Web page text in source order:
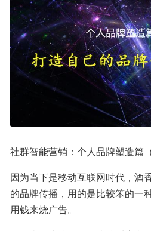
社群智能营销：个人品牌塑造篇（
因为当下是移动互联网时代，酒
的品牌传播，用的是比较笨的一
用钱来烧广告。